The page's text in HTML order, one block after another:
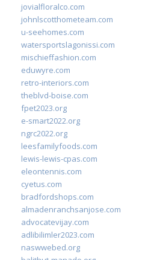
jovialfloralco.com
johnlscotthometeam.com
u-seehomes.com
watersportslagonissi.com
mischieffashion.com
eduwyre.com
retro-interiors.com
theblvd-boise.com
fpet2023.org
e-smart2022.org
ngrc2022.org
leesfamilyfoods.com
lewis-lewis-cpas.com
eleontennis.com
cyetus.com
bradfordshops.com
almadenranchsanjose.com
advocatevijay.com
adlibilimler2023.com
naswwebed.org